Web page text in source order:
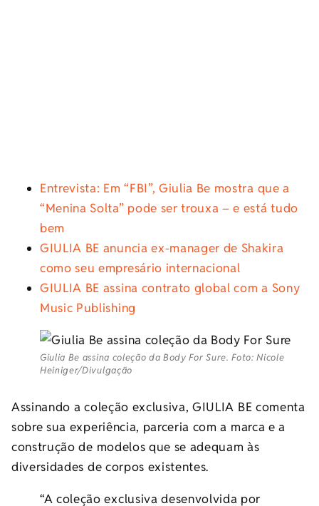
Entrevista: Em “FBI”, Giulia Be mostra que a
“Menina Solta” pode ser trouxa – e está tudo
bem
GIULIA BE anuncia ex-manager de Shakira
como seu empresário internacional
GIULIA BE assina contrato global com a Sony
Music Publishing
Giulia Be assina coleção da Body For Sure. Foto: Nicole
Heiniger/Divulgação
Assinando a coleção exclusiva, GIULIA BE comenta
sobre sua experiência, parceria com a marca e a
construção de modelos que se adequam às
diversidades de corpos existentes.
“A coleção exclusiva desenvolvida por